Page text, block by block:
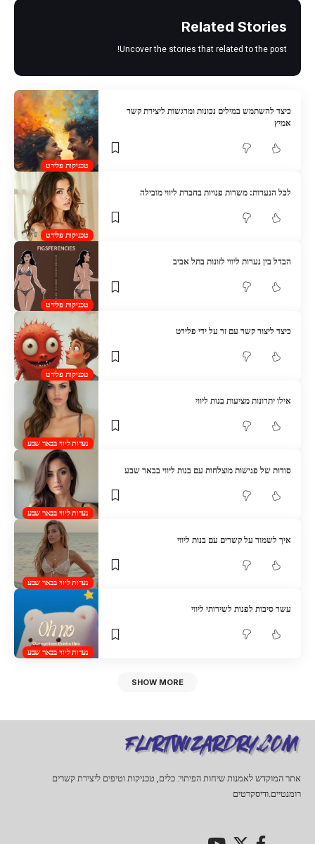
Related Stories
Uncover the stories that related to the post!
טכניקות פלירט
כיצד להשתמש במילים נכונות ומרגשות ליצירת קשר
אמיץ
טכניקות פלירט
לכל הנערות: משרות פנויות בחברת ליווי מובילה
טכניקות פלירט
הבדל בין נערות ליווי לזונות בתל אביב
טכניקות פלירט
כיצד ליצור קשר עם זר על ידי פלירט
נערות ליווי בבאר שבע
אילו יתרונות מציעות בנות ליווי
נערות ליווי בבאר שבע
סודות של פגישות מוצלחות עם בנות ליווי בבאר שבע
נערות ליווי בבאר שבע
איך לשמור על קשרים עם בנות ליווי
נערות ליווי בבאר שבע
עשר סיבות לפנות לשירותי ליווי
SHOW MORE
אתר המוקדש לאמנות שיחות הפיתוי: כלים, טכניקות וטיפים ליצירת קשרים
רומנטיים.ודיסקרטים